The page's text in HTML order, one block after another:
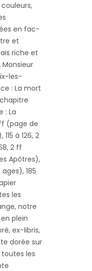
en fac-
et
riche et
Monsieur
les-
: La mort
: La
(page de
à 126, 2
2 ff
Apôtres),
185
les
notre
plein
ex-libris,
dorée sur
les